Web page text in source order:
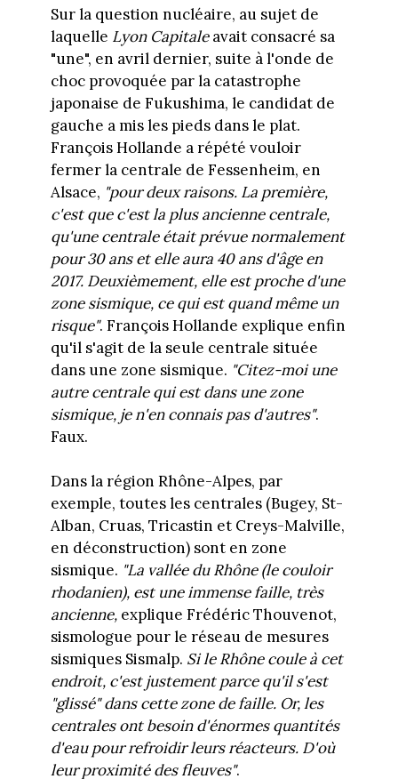
Sur la question nucléaire, au sujet de
laquelle Lyon Capitaleavait consacré sa
"une", en avril dernier, suite à l'onde de
choc provoquée par la catastrophe
japonaise de Fukushima, le candidat de
gauche a mis les pieds dans le plat.
François Hollande a répété vouloir
fermer la centrale de Fessenheim, en
Alsace, "pour deux raisons. La première,
c'est que c'est la plus ancienne centrale,
qu'une centrale était prévue normalement
pour 30 ans et elle aura 40 ans d'âge en
2017. Deuxièmement, elle est proche d'une
zone sismique, ce qui est quand même un
risque". François Hollande explique enfin
qu'il s'agit de la seule centrale située
dans une zone sismique. "Citez-moi une
autre centrale qui est dans une zone
sismique, je n'en connais pas d'autres".
Faux.
Dans la région Rhône-Alpes, par
exemple, toutes les centrales (Bugey, St-
Alban, Cruas, Tricastin et Creys-Malville,
en déconstruction) sont en zone
sismique. "La vallée du Rhône (le couloir
rhodanien), est une immense faille, très
ancienne, explique Frédéric Thouvenot,
sismologue pour le réseau de mesures
sismiques Sismalp. Si le Rhône coule à cet
endroit, c'est justement parce qu'il s'est
"glissé" dans cette zone de faille. Or, les
centrales ont besoin d'énormes quantités
d'eau pour refroidir leurs réacteurs. D'où
leur proximité des fleuves".